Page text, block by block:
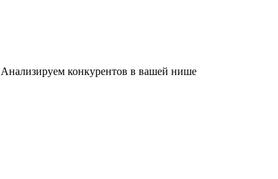
Анализируем конкурентов в вашей нише